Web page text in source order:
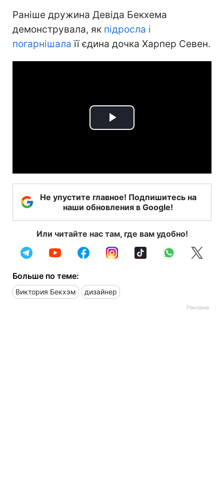
Раніше дружина Девіда Бекхема
демонструвала, як підросла і
погарнішала її єдина дочка Харпер Севен.
Play
Не упустите главное! Подпишитесь на
наши обновления в Google!
Или читайте нас там, где вам удобно!
Больше по теме:
Виктория Бекхэм дизайнер